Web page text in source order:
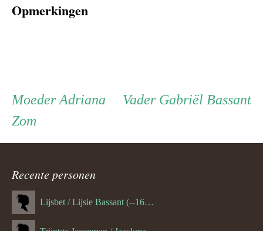
Opmerkingen
Persoon
ouder
navigatie
Vader Vader
Gabriël Bassant
Moeder Moeder
Adriana
Zom
Recente personen
Lijsbet / Lijsie Bassant (--1687)